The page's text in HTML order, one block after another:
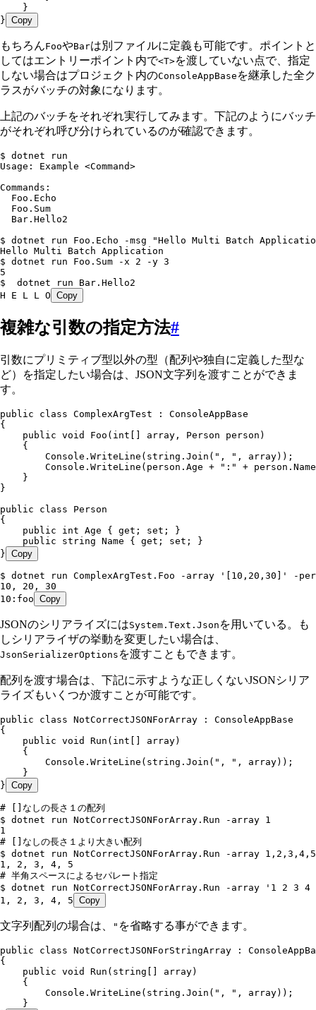
    }
} Copy
もちろんFooやBarは別ファイルに定義も可能です。ポイントと
してはエントリーポイント内で<T>を渡していない点で、指定
しない場合はプロジェクト内のConsoleAppBase を継承した全ク
ラスがバッチの対象になります。
上記のバッチをそれぞれ実行してみます。下記のようにバッチ
がそれぞれ呼び分けられているのが確認できます。
$ dotnet run
Usage: Example <Command>
Commands:
  Foo.Echo
  Foo.Sum
  Bar.Hello2
$ dotnet run Foo.Echo -msg "Hello Multi Batch
Hello Multi Batch Application
$ dotnet run Foo.Sum -x 2 -y 3
5
$  dotnet run Bar.Hello2
H E L L O Copy
複雑な引数の指定方法#
引数にプリミティブ型以外の型（配列や独自に定義した型な
ど）を指定したい場合は、JSON文字列を渡すことができま
す。
public class ComplexArgTest :
ConsoleAppBase
{
    public
void Foo ( int [] array , Person person)
    {
        Console
. WriteLine ( string . Join ( " , " ,
array));
        Console
. WriteLine ( person . Age + " : " + person . Name
    }
}
public class Person
{
    public
int Age { get ; set ; }
    public
string Name { get ; set ; }
} Copy
$ dotnet run ComplexArgTest.Foo -array '[10,20,30]' -
10, 20, 30
10:foo Copy
JSONのシリアライズにはSystem.Text.Json を用いている。も
しシリアライザの挙動を変更したい場合は、
JsonSerializerOptions を渡すこともできます。
配列を渡す場合は、下記に示すような正しくないJSONシリア
ライズもいくつか渡すことが可能です。
public class NotCorrectJSONForArray :
ConsoleAppBase
{
    public
void Run ( int [] array)
    {
        Console
. WriteLine ( string . Join ( " , " ,
array));
    }
} Copy
# []なしの長さ１の配列
$ dotnet run NotCorrectJSONForArray.Run -array 1
1
# []なしの長さ１より大きい配列
$ dotnet run NotCorrectJSONForArray.Run -array 1,2,3,4,5
1, 2, 3, 4, 5
# 半角スペースによるセパレート指定
$ dotnet run NotCorrectJSONForArray.Run -array '1 2 3
1, 2, 3, 4, 5 Copy
文字列配列の場合は、 " を省略する事ができます。
public class NotCorrectJSONForStringArray :
{
    public
void Run ( string [] array)
    {
        Console
. WriteLine ( string . Join ( " , " ,
array));
    }